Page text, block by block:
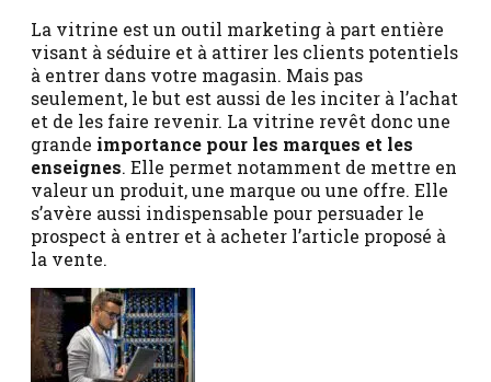
La vitrine est un outil marketing à part entière
visant à séduire et à attirer les clients potentiels
à entrer dans votre magasin. Mais pas
seulement, le but est aussi de les inciter à l’achat
et de les faire revenir. La vitrine revêt donc une
grande importance pour les marques et les
enseignes. Elle permet notamment de mettre en
valeur un produit, une marque ou une offre. Elle
s’avère aussi indispensable pour persuader le
prospect à entrer et à acheter l’article proposé à
la vente.